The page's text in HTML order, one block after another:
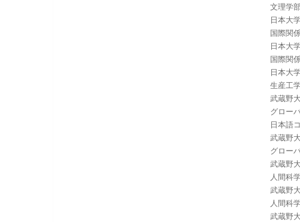
文理学
日本大
国際関
日本大
国際関
日本大
生産工
武蔵野
グロー
日本語
武蔵野
グロー
武蔵野
人間科
武蔵野
人間科
武蔵野